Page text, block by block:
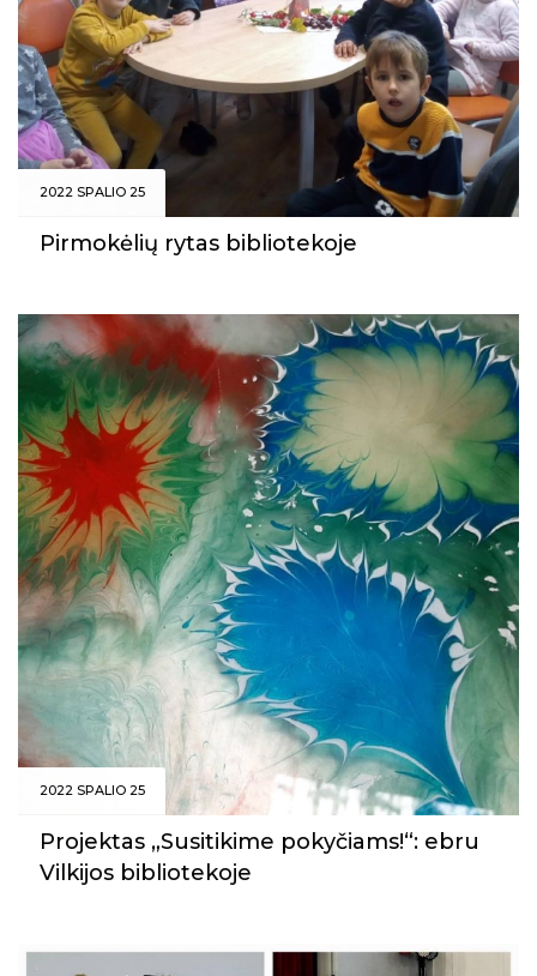
Kraštotyrinės virtualios parodos
Piligrimų keliai Kauno rajone
2022 SPALIO 25
Pirmokėlių rytas bibliotekoje
2022 SPALIO 25
Projektas „Susitikime pokyčiams!“: ebru
Vilkijos bibliotekoje